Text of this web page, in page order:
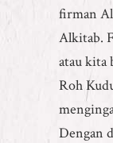
firman
Alkitab.
atau kita
Roh
Dengan